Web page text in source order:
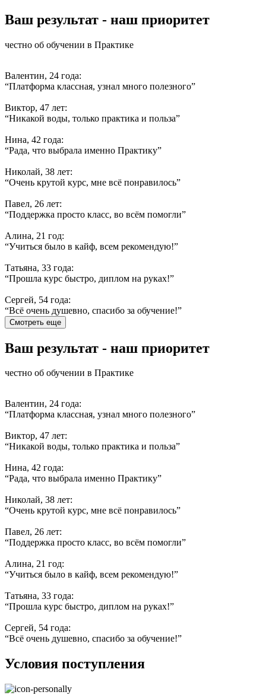
Ваш результат - наш приоритет
честно об обучении в Практике
Валентин, 24 года:
“Платформа классная, узнал много полезного”
Виктор, 47 лет:
“Никакой воды, только практика и польза”
Нина, 42 года:
“Рада, что выбрала именно Практику”
Николай, 38 лет:
“Очень крутой курс, мне всё понравилось”
Павел, 26 лет:
“Поддержка просто класс, во всём помогли”
Алина, 21 год:
“Учиться было в кайф, всем рекомендую!”
Татьяна, 33 года:
“Прошла курс быстро, диплом на руках!”
Сергей, 54 года:
“Всё очень душевно, спасибо за обучение!”
Смотреть еще
Ваш результат - наш приоритет
честно об обучении в Практике
Валентин, 24 года:
“Платформа классная, узнал много полезного”
Виктор, 47 лет:
“Никакой воды, только практика и польза”
Нина, 42 года:
“Рада, что выбрала именно Практику”
Николай, 38 лет:
“Очень крутой курс, мне всё понравилось”
Павел, 26 лет:
“Поддержка просто класс, во всём помогли”
Алина, 21 год:
“Учиться было в кайф, всем рекомендую!”
Татьяна, 33 года:
“Прошла курс быстро, диплом на руках!”
Сергей, 54 года:
“Всё очень душевно, спасибо за обучение!”
Условия поступления